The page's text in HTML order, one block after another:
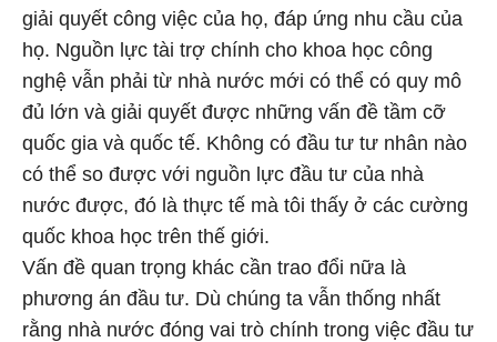
giải quyết công việc của họ, đáp ứng nhu cầu của
họ. Nguồn lực tài trợ chính cho khoa học công
nghệ vẫn phải từ nhà nước mới có thể có quy mô
đủ lớn và giải quyết được những vấn đề tầm cỡ
quốc gia và quốc tế. Không có đầu tư tư nhân nào
có thể so được với nguồn lực đầu tư của nhà
nước được, đó là thực tế mà tôi thấy ở các cường
quốc khoa học trên thế giới.
Vấn đề quan trọng khác cần trao đổi nữa là
phương án đầu tư. Dù chúng ta vẫn thống nhất
rằng nhà nước đóng vai trò chính trong việc đầu tư